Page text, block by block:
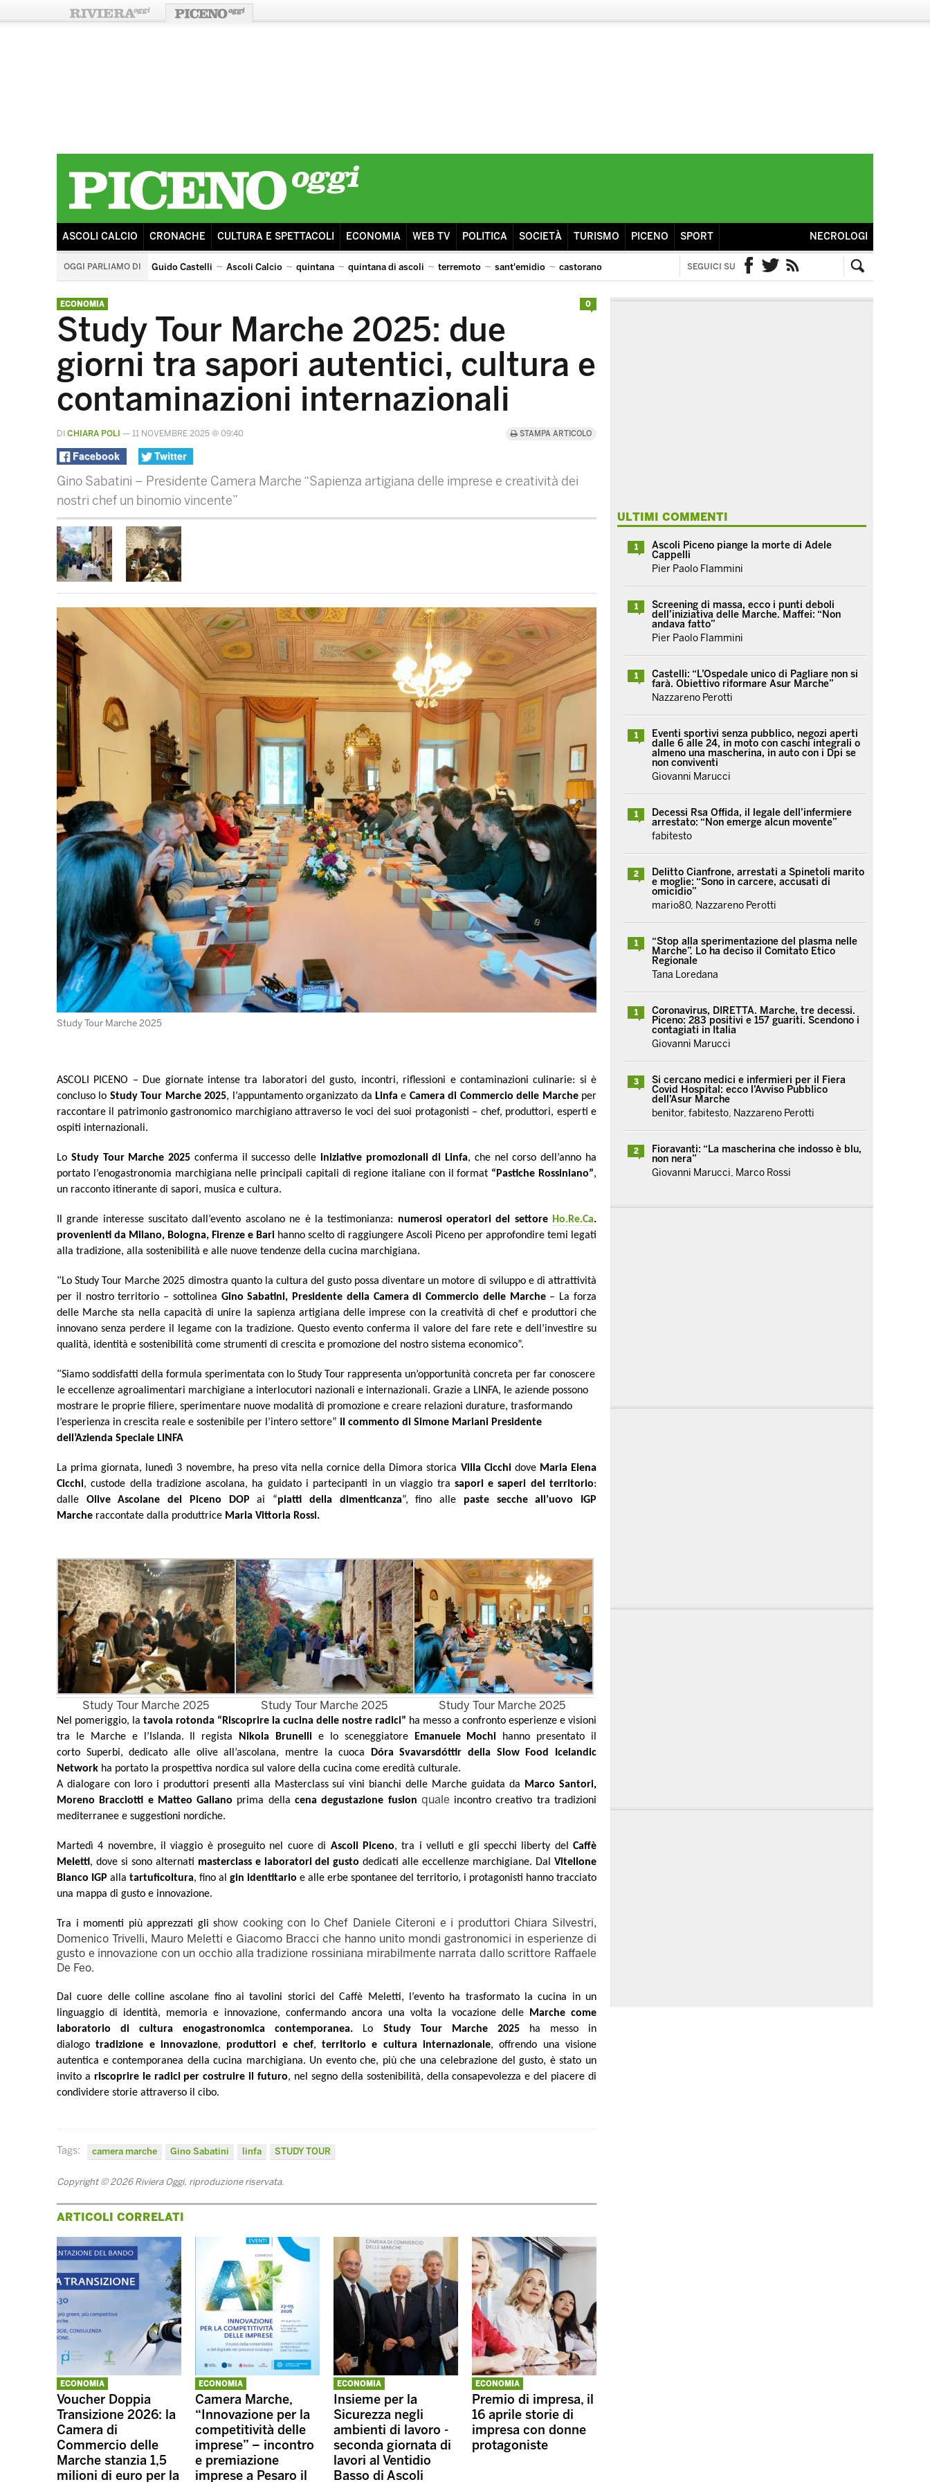
ASCOLI CALCIO CRONACHE CULTURA E SPETTACOLI ECONOMIA WEB TV POLITICA SOCIETÀ TURISMO PICENO SPORT NECROLOGI
OGGI PARLIAMO DI Guido Castelli Ascoli Calcio quintana quintana di ascoli terremoto sant'emidio castorano
quintana di ascoli piceno
SEGUICI SU
ECONOMIA
Study Tour Marche 2025: due
giorni tra sapori autentici, cultura e
contaminazioni internazionali
DI CHIARA POLI — 11 NOVEMBRE 2025 @ 09:40 STAMPA ARTICOLO
Facebook Twitter
Gino Sabatini – Presidente Camera Marche “Sapienza artigiana delle imprese e creatività dei
nostri chef un binomio vincente”
Study Tour Marche 2025
ASCOLI PICENO – Due giornate intense tra laboratori del gusto, incontri, riflessioni e contaminazioni culinarie: si è
concluso lo Study Tour Marche 2025, l’appuntamento organizzato da Linfa e Camera di Commercio delle Marcheper
raccontare il patrimonio gastronomico marchigiano attraverso le voci dei suoi protagonisti – chef, produttori, esperti e
ospiti internazionali.
Lo Study Tour Marche 2025 conferma il successo delle iniziative promozionali di Linfa, che nel corso dell’anno ha
portato l’enogastronomia marchigiana nelle principali capitali di regione italiane con il format “Pastiche Rossiniano”,
un racconto itinerante di sapori, musica e cultura.
Il grande interesse suscitato dall’evento ascolano ne è la testimonianza: numerosi operatori del settore Ho.Re.Ca.
provenienti da Milano, Bologna, Firenze e Bari hanno scelto di raggiungere Ascoli Piceno per approfondire temi legati
alla tradizione, alla sostenibilità e alle nuove tendenze della cucina marchigiana.
“Lo Study Tour Marche 2025 dimostra quanto la cultura del gusto possa diventare un motore di sviluppo e di attrattività
per il nostro territorio – sottolinea Gino Sabatini, Presidente della Camera di Commercio delle Marche– La forza
delle Marche sta nella capacità di unire la sapienza artigiana delle imprese con la creatività di chef e produttori che
innovano senza perdere il legame con la tradizione. Questo evento conferma il valore del fare rete e dell’investire su
qualità, identità e sostenibilità come strumenti di crescita e promozione del nostro sistema economico”.
“Siamo soddisfatti della formula sperimentata con lo Study Tour rappresenta un’opportunità concreta per far conoscere
le eccellenze agroalimentari marchigiane a interlocutori nazionali e internazionali. Grazie a LINFA, le aziende possono
mostrare le proprie filiere, sperimentare nuove modalità di promozione e creare relazioni durature, trasformando
l’esperienza in crescita reale e sostenibile per l’intero settore” il commento di Simone Mariani Presidente
dell’Azienda Speciale LINFA
La prima giornata, lunedì 3 novembre, ha preso vita nella cornice della Dimora storica Villa Cicchidove Maria Elena
Cicchi, custode della tradizione ascolana, ha guidato i partecipanti in un viaggio tra sapori e saperi del territorio:
dalle Olive Ascolane del Piceno DOP ai “piatti della dimenticanza”, fino alle paste secche all’uovo IGP
Marche raccontate dalla produttrice Maria Vittoria Rossi.
Study Tour Marche 2025 Study Tour Marche 2025 Study Tour Marche 2025
Nel pomeriggio, la tavola rotonda “Riscoprire la cucina delle nostre radici” ha messo a confronto esperienze e visioni
tra le Marche e l’Islanda. Il regista
Nikola Brunelli e lo sceneggiatore Emanuele Mochi hanno presentato il
corto Superbi, dedicato alle olive all’ascolana, mentre la cuoca Dóra Svavarsdóttir della Slow Food Icelandic
Network ha portato la prospettiva nordica sul valore della cucina come eredità culturale.
A dialogare con loro i produttori presenti alla Masterclass sui vini bianchi delle Marche guidata da Marco Santori,
Moreno Bracciotti e Matteo Galiano prima dellacena degustazione fusion quale incontro creativo tra tradizioni
mediterranee e suggestioni nordiche.
Martedì 4 novembre, il viaggio è proseguito nel cuore di Ascoli Piceno, tra i velluti e gli specchi liberty delCaffè
Meletti, dove si sono alternati masterclass e laboratori del gusto dedicati alle eccellenze marchigiane. DalVitellone
Bianco IGP alla tartuficoltura, fino al gin identitario e alle erbe spontanee del territorio, i protagonisti hanno tracciato
una mappa di gusto e innovazione.
Tra i momenti più apprezzati gli show cooking con lo Chef Daniele Citeroni e i produttori Chiara Silvestri,
Domenico Trivelli, Mauro Meletti e Giacomo Bracci che hanno unito mondi gastronomici in esperienze di
gusto e innovazione con un occhio alla tradizione rossiniana mirabilmente narrata dallo scrittore Raffaele
De Feo.
Dal cuore delle colline ascolane fino ai tavolini storici del Caffè Meletti, l’evento ha trasformato la cucina in un
linguaggio di identità, memoria e innovazione, confermando ancora una volta la vocazione delle
Marche come
laboratorio di cultura enogastronomica contemporanea. Lo Study Tour Marche 2025ha messo in
dialogotradizione e innovazione, produttori e chef,territorio e cultura internazionale, offrendo una visione
autentica e contemporanea della cucina marchigiana. Un evento che, più che una celebrazione del gusto, è stato un
invito a riscoprire le radici per costruire il futuro, nel segno della sostenibilità, della consapevolezza e del piacere di
condividere storie attraverso il cibo.
Tags: camera marche Gino Sabatini linfa STUDY TOUR
Copyright © 2026 Riviera Oggi, riproduzione riservata.
0
ARTICOLI CORRELATI
ECONOMIA
Voucher Doppia
Transizione 2026: la
Camera di
Commercio delle
Marche stanzia 1,5
milioni di euro per la
ECONOMIA
Camera Marche,
“Innovazione per la
competitività delle
imprese” – incontro
e premiazione
imprese a Pesaro il
ECONOMIA
Insieme per la
Sicurezza negli
ambienti di lavoro -
seconda giornata di
lavori al Ventidio
Basso di Ascoli
ECONOMIA
Premio di impresa, il
16 aprile storie di
impresa con donne
protagoniste
ULTIMI COMMENTI
1
Ascoli Piceno piange la morte di Adele
Cappelli
Pier Paolo Flammini
1
Screening di massa, ecco i punti deboli
dell’iniziativa delle Marche. Maffei: “Non
andava fatto”
Pier Paolo Flammini
1
Castelli: “L’Ospedale unico di Pagliare non si
farà. Obiettivo riformare Asur Marche”
Nazzareno Perotti
1
Eventi sportivi senza pubblico, negozi aperti
dalle 6 alle 24, in moto con caschi integrali o
almeno una mascherina, in auto con i Dpi se
non conviventi
Giovanni Marucci
1
Decessi Rsa Offida, il legale dell’infermiere
arrestato: “Non emerge alcun movente”
fabitesto
2
Delitto Cianfrone, arrestati a Spinetoli marito
e moglie: “Sono in carcere, accusati di
omicidio”
mario80, Nazzareno Perotti
1
“Stop alla sperimentazione del plasma nelle
Marche”. Lo ha deciso il Comitato Etico
Regionale
Tana Loredana
1
Coronavirus, DIRETTA. Marche, tre decessi.
Piceno: 283 positivi e 157 guariti. Scendono i
contagiati in Italia
Giovanni Marucci
3
Si cercano medici e infermieri per il Fiera
Covid Hospital: ecco l’Avviso Pubblico
dell’Asur Marche
benitor, fabitesto, Nazzareno Perotti
2
Fioravanti: “La mascherina che indosso è blu,
non nera”
Giovanni Marucci, Marco Rossi